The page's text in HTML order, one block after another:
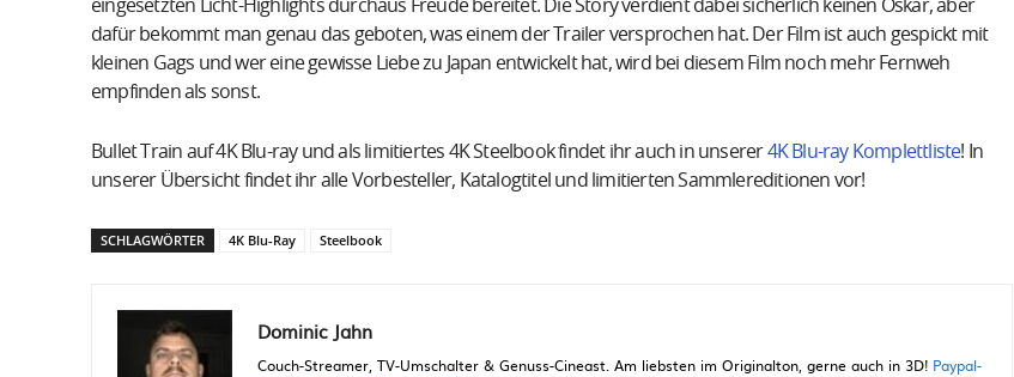
eingesetzten Licht-Highlights durchaus Freude bereitet. Die Story verdient dabei sicherlich keinen Oskar, aber
dafür bekommt man genau das geboten, was einem der Trailer versprochen hat. Der Film ist auch gespickt mit
kleinen Gags und wer eine gewisse Liebe zu Japan entwickelt hat, wird bei diesem Film noch mehr Fernweh
empfinden als sonst.
Bullet Train auf 4K Blu-ray und als limitiertes 4K Steelbook findet ihr auch in unserer4K Blu-ray Komplettliste! In
unserer Übersicht findet ihr alle Vorbesteller, Katalogtitel und limitierten Sammlereditionen vor!
SCHLAGWÖRTER 4K Blu-Ray Steelbook
Dominic Jahn
Couch-Streamer, TV-Umschalter & Genuss-Cineast. Am liebsten im Originalton, gerne auch in 3D! Paypal-